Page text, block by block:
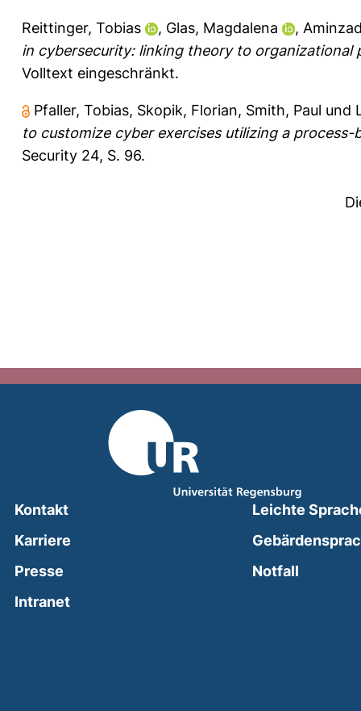
Reittinger, Tobias , Glas, Magdalena ,
in cybersecurity: linking theory to organizational
Volltext eingeschränkt.
Pfaller, Tobias, Skopik, Florian, Smith, Paul und
to customize cyber exercises utilizing a process-
Security 24, S. 96.
Kontakt
Karriere
Presse
Intranet(external link, opens in a new window)
Leichte
Notfall